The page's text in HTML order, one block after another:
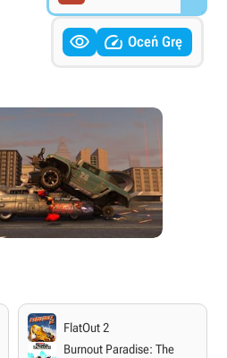
  Oceń Grę
FlatOut 2
Burnout Paradise: The